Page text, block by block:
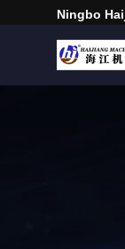
Ningbo